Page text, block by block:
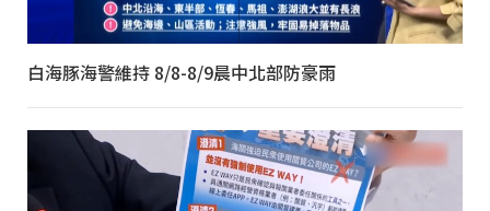
白海豚海警維持 8/8-8/9晨中北部防豪雨